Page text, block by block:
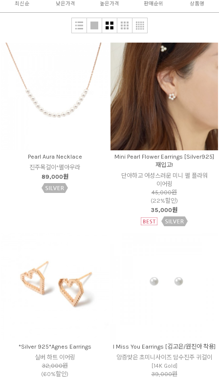
최신순 낮은가격 높은가격 판매순위 상품명
Pearl Aura Necklace
진주목걸이*펄아우라
89,000원
Mini Pearl Flower Earrings [Silver925]
재입고!
단아하고 여성스러운 미니 펄 플라워
이어링
45,000원
(22%할인)
35,000원
*Silver 925*Agnes Earrings
실버 하트 이어링
32,000원
(60%할인)
I Miss You Earrings [김고은/원진아 착용]
앙증맞은 초미니사이즈 담수진주 귀걸이
[14K Gold]
39,000원